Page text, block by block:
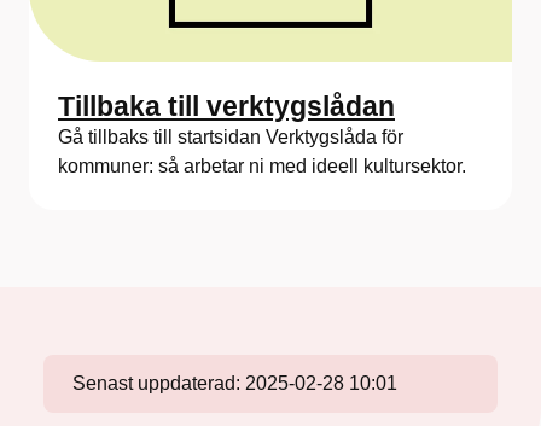
Tillbaka till verktygslådan
Gå tillbaks till startsidan Verktygslåda för
kommuner: så arbetar ni med ideell kultursektor.
Senast uppdaterad: 2025-02-28 10:01